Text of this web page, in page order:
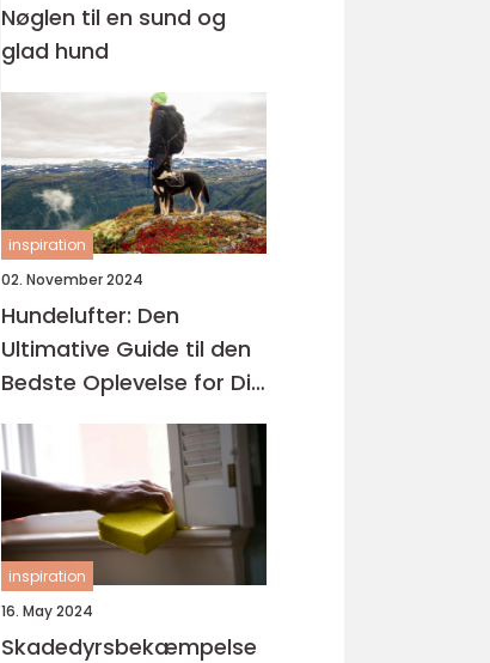
Nøglen til en sund og
glad hund
inspiration
02. November 2024
Hundelufter: Den
Ultimative Guide til den
Bedste Oplevelse for Dig
og Din Hund
inspiration
16. May 2024
Skadedyrsbekæmpelse